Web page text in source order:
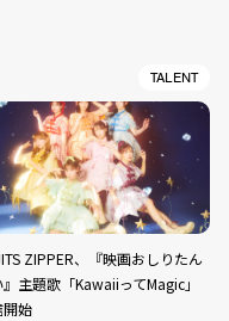
TALENT
ZIPPER、『映画おしりたん
主題歌「KawaiiってMagic」
開始